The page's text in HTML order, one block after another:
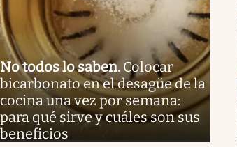
No todos lo saben. Colocar
bicarbonato en el desagüe de la
cocina una vez por semana:
para qué sirve y cuáles son sus
beneficios